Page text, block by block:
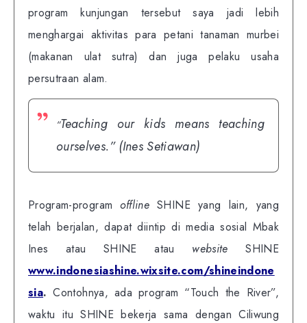
program kunjungan tersebut saya jadi lebih
menghargai aktivitas para petani tanaman murbei
(makanan ulat sutra) dan juga pelaku usaha
persutraan alam.
“Teaching our kids means teaching
ourselves.”(Ines Setiawan)
Program-programofflineSHINE yang lain, yang
telah berjalan, dapat diintip di media sosial Mbak
Ines atau SHINE atau websiteSHINE
www.indonesiashine.wixsite.com/shineindone
sia. Contohnya, ada program “Touch the River”,
waktu itu SHINE bekerja sama dengan Ciliwung